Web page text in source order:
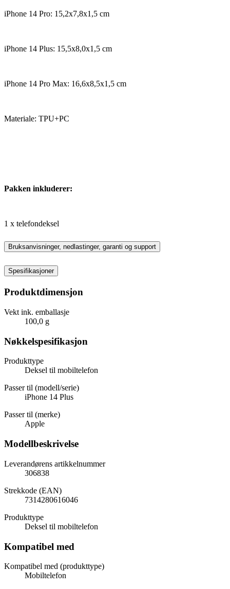
iPhone 14 Pro: 15,2x7,8x1,5 cm
iPhone 14 Plus: 15,5x8,0x1,5 cm
iPhone 14 Pro Max: 16,6x8,5x1,5 cm
Materiale: TPU+PC
Pakken inkluderer:
1 x telefondeksel
Bruksanvisninger, nedlastinger, garanti og support
Spesifikasjoner
Produktdimensjon
Vekt ink. emballasje
100,0 g
Nøkkelspesifikasjon
Produkttype
Deksel til mobiltelefon
Passer til (modell/serie)
iPhone 14 Plus
Passer til (merke)
Apple
Modellbeskrivelse
Leverandørens artikkelnummer
306838
Strekkode (EAN)
7314280616046
Produkttype
Deksel til mobiltelefon
Kompatibel med
Kompatibel med (produkttype)
Mobiltelefon